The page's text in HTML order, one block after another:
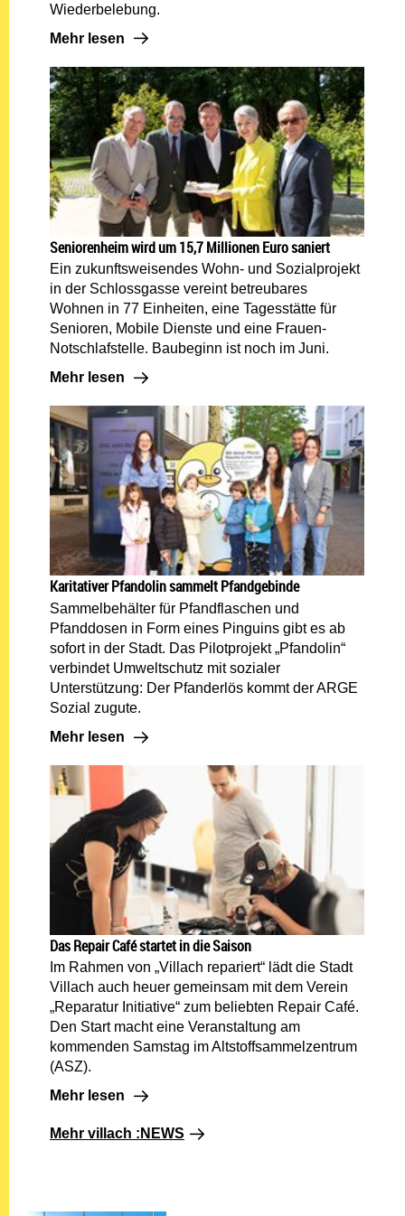
Wiederbelebung.
Mehr lesen: Defibrillator: Lebensrettung am
Mehr lesen
Seniorenheim wird um 15,7 Millionen Euro saniert
Ein zukunftsweisendes Wohn- und Sozialprojekt
in der Schlossgasse vereint betreubares
Wohnen in 77 Einheiten, eine Tagesstätte für
Senioren, Mobile Dienste und eine Frauen-
Notschlafstelle. Baubeginn ist noch im Juni.
Mehr lesen: Seniorenheim wird um 15,7 Millionen
Mehr lesen
Karitativer Pfandolin sammelt Pfandgebinde
Sammelbehälter für Pfandflaschen und
Pfanddosen in Form eines Pinguins gibt es ab
sofort in der Stadt. Das Pilotprojekt „Pfandolin“
verbindet Umweltschutz mit sozialer
Unterstützung: Der Pfanderlös kommt der ARGE
Sozial zugute.
Mehr lesen: Karitativer Pfandolin sammelt
Mehr lesen
Das Repair Café startet in die Saison
Im Rahmen von „Villach repariert“ lädt die Stadt
Villach auch heuer gemeinsam mit dem Verein
„Reparatur Initiative“ zum beliebten Repair Café.
Den Start macht eine Veranstaltung am
kommenden Samstag im Altstoffsammelzentrum
(ASZ).
Mehr lesen: Das Repair Café startet in die Saison
Mehr lesen
Mehr villach :NEWS